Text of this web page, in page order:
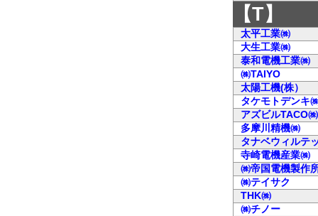
【T】
太平工業㈱
大生工業㈱
泰和電機工業㈱
㈱TAIYO
太陽工機(株）
タケモトデンキ
アズビルTACO㈱
多摩川精機㈱
タナベウィルテ
寺崎電機産業㈱
㈱帝国電機製作
㈱テイサク
THK㈱
㈱チノー